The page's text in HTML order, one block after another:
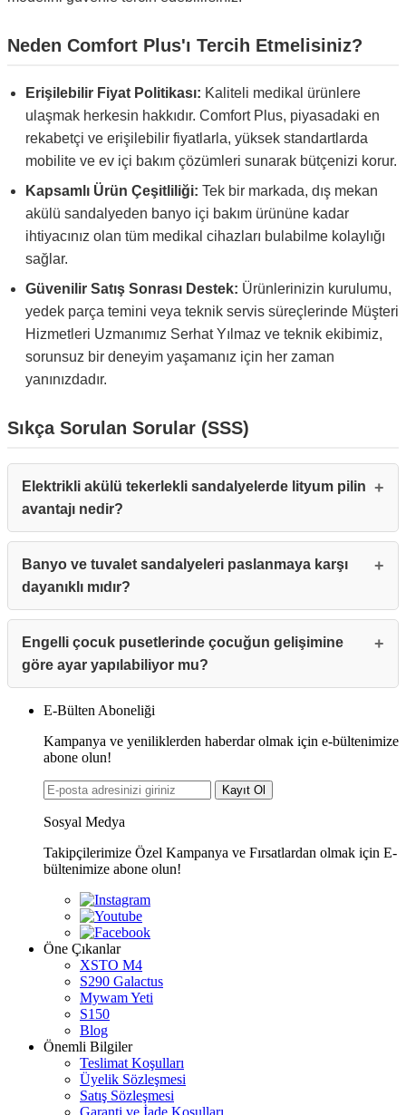
Neden Comfort Plus'ı Tercih Etmelisiniz?
Erişilebilir Fiyat Politikası: Kaliteli medikal ürünlere
ulaşmak herkesin hakkıdır. Comfort Plus, piyasadaki en
rekabetçi ve erişilebilir fiyatlarla, yüksek standartlarda
mobilite ve ev içi bakım çözümleri sunarak bütçenizi korur.
Kapsamlı Ürün Çeşitliliği: Tek bir markada, dış mekan
akülü sandalyeden banyo içi bakım ürününe kadar
ihtiyacınız olan tüm medikal cihazları bulabilme kolaylığı
sağlar.
Güvenilir Satış Sonrası Destek: Ürünlerinizin kurulumu,
yedek parça temini veya teknik servis süreçlerinde Müşteri
Hizmetleri Uzmanımız Serhat Yılmaz ve teknik ekibimiz,
sorunsuz bir deneyim yaşamanız için her zaman
yanınızdadır.
Sıkça Sorulan Sorular (SSS)
Elektrikli akülü tekerlekli sandalyelerde lityum pilin
avantajı nedir?
Banyo ve tuvalet sandalyeleri paslanmaya karşı
dayanıklı mıdır?
Engelli çocuk pusetlerinde çocuğun gelişimine
göre ayar yapılabiliyor mu?
E-Bülten Aboneliği
Kampanya ve yeniliklerden haberdar olmak için e-bültenimize
abone olun!
Kayıt Ol
Sosyal Medya
Takipçilerimize Özel Kampanya ve Fırsatlardan olmak için E-
bültenimize abone olun!
Öne Çıkanlar
XSTO M4
S290 Galactus
Mywam Yeti
S150
Blog
Önemli Bilgiler
Teslimat Koşulları
Üyelik Sözleşmesi
Satış Sözleşmesi